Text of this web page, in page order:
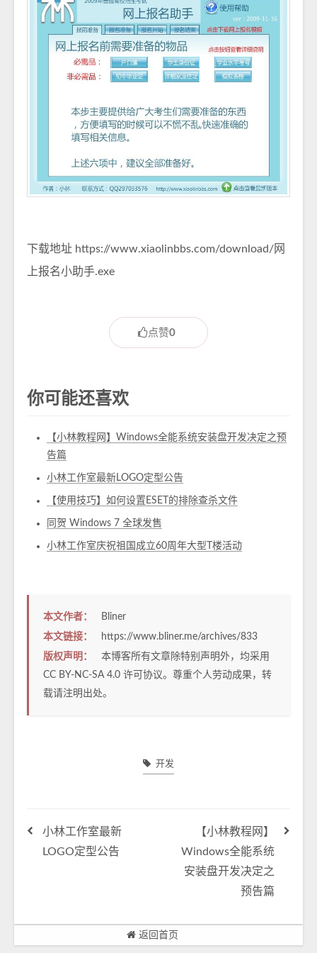
下载地址 https://www.xiaolinbbs.com/download/网
上报名小助手.exe
点赞0
你可能还喜欢
【小林教程网】Windows全能系统安装盘开发决定之预
告篇
小林工作室最新LOGO定型公告
【使用技巧】如何设置ESET的排除查杀文件
同贺 Windows 7 全球发售
小林工作室庆祝祖国成立60周年大型T楼活动
本文作者：
Bliner
本文链接：
https://www.bliner.me/archives/833
版权声明：
本博客所有文章除特别声明外，均采用
CC BY-NC-SA 4.0 许可协议。尊重个人劳动成果，转
载请注明出处。
开发
小林工作室最新
LOGO定型公告
【小林教程网】
Windows全能系统
安装盘开发决定之
预告篇
返回首页